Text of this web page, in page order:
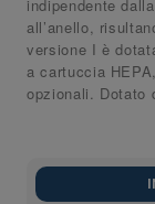
indipendente
all’anello,
versione I è
a cartuccia
opzionali. Dotato